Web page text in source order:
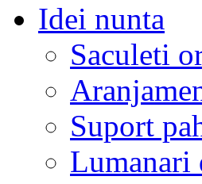
Idei nunta
Saculeti
Suport
Lumanari